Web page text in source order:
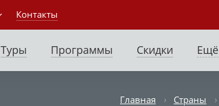
Контакты
Туры Программы Скидки Ещё
Главная Страны